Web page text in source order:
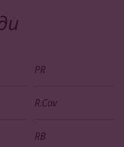
ці модні вироби
пропонуються
того, ми
PR
R.Cav
RB